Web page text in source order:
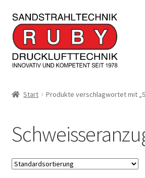
Zur
Navigation
springen
Zum
Inhalt
springen
Kontakt
Informationen
Start Produkte verschlagwortet mit